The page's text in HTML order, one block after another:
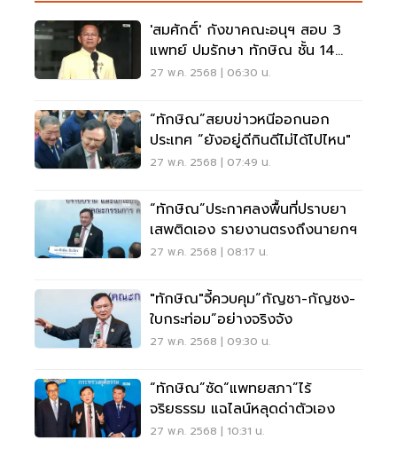
'สมศักดิ์' กังขาคณะอนุฯ สอบ 3
แพทย์ ปมรักษา ทักษิณ ชั้น 14
รพ.ตำรวจ
27 พ.ค. 2568 | 06:30 น.
“ทักษิณ”สยบข่าวหนีออกนอก
ประเทศ “ยังอยู่ดีกินดีไม่ได้ไปไหน"
27 พ.ค. 2568 | 07:49 น.
“ทักษิณ”ประกาศลงพื้นที่ปราบยา
เสพติดเอง รายงานตรงถึงนายกฯ
27 พ.ค. 2568 | 08:17 น.
"ทักษิณ"จี้ควบคุม“กัญชา-กัญชง-
ใบกระท่อม”อย่างจริงจัง
27 พ.ค. 2568 | 09:30 น.
“ทักษิณ”ซัด“แพทยสภา”ไร้
จริยธรรม แฉไลน์หลุดด่าตัวเอง
27 พ.ค. 2568 | 10:31 น.